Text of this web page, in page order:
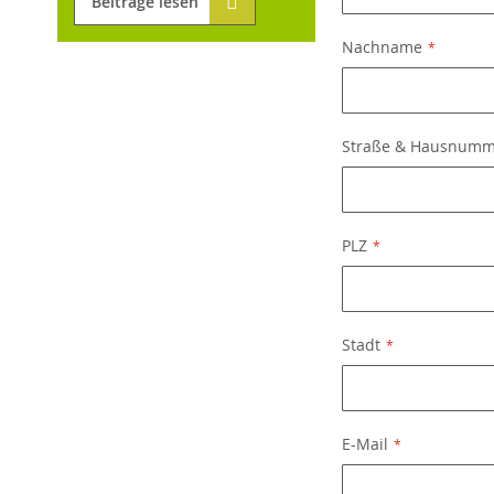
Nachname
Straße &
PLZ
Stadt
E-Mail